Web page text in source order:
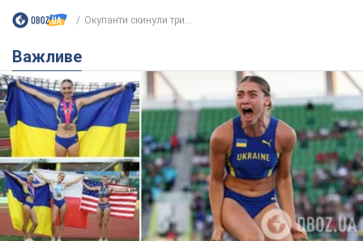
Окупанти скинули три...
Важливе